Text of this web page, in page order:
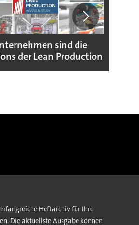
sind die
der Lean Production
Heftarchiv für Ihre
Die aktuellste Ausgabe können